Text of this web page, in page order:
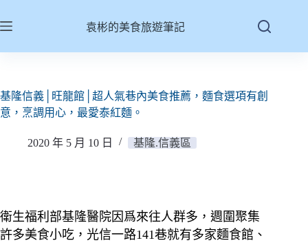
至
容
袁彬的美食旅遊筆記
基隆信義│旺龍館│超人氣巷內美食推薦，麵食選項有創
意，烹調用心，最愛泰紅麵。
2020 年 5 月 10 日 基隆.信義區
衛生福利部基隆醫院因爲來往人群多，週圍聚集
許多美食小吃，光信一路141巷就有多家麵食館、